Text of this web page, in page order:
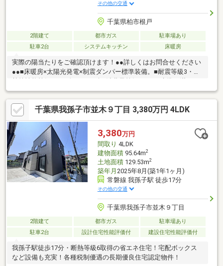
その他の交通
千葉県柏市根戸
2階建て 都市ガス
駐車場あり
駐車2台
システムキッチン 床暖房
実際の陽当たりをご確認頂けます！●●詳しくはお問合せください
●●■床暖房×太陽光発電×制震ダンパー標準装備。■耐震等級3・断
た省エネ住宅。■23帖超のリビングからテラスにつながる、アウ
トドアリビングを愉しむ暮らし■保育園・幼稚園・普段のお買い
物施設が徒歩10分圏内に揃う■駐車スペース2台分。ゆとりある敷
地に誕生。■お問合せはBLISS松戸店 047-361-3941 へお気軽に
どうぞ！※ガイダンスより2番を押してください※
千葉県我孫子市並木９丁目 3,380万円 4LDK
3,380万円
間取り 4LDK
建物面積95.64m2
土地面積129.53m2
築年月 2025年8月(築1年1ヶ月)
常磐線 我孫子駅 徒歩17分
その他の交通
千葉県我孫子市並木９丁目
2階建て 都市ガス
駐車場あり
駐車2台
設計住宅性能評価付 建設住宅性能評価付
我孫子駅徒歩17分・断熱等級6取得の省エネ住宅！宅配ボックス
など設備も充実！各種税制優遇の長期優良住宅認定物件！